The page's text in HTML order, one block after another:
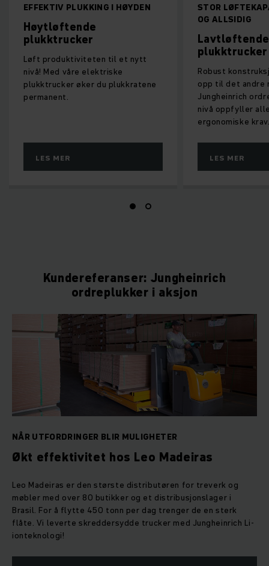
EFFEKTIV PLUKKING I HØYDEN
Høytløftende
plukktrucker
Løft produktiviteten til et nytt
nivå! Med våre elektriske
plukktrucker øker du plukkratene
permanent.
LES MER
STOR
OG ALLSIDIG
Lavtløftende
plukktrucker
Robust
opp til det andre
Jungheinrich
nivå oppfyller
ergonomiske
LES MER
Kundereferanser: Jungheinrich
ordreplukker i aksjon
NÅR UTFORDRINGER BLIR MULIGHETER
Økt effektivitet hos Leo Madeiras
Leo Madeiras er den største distributøren for treverk og
møbler med over 80 butikker og et distribusjonslager i
Brasil. For å flytte 450 tonn per dag trenger de en sterk
flåte. Vi leverte skreddersydde trucker med Jungheinrich Li-
ionteknologi!